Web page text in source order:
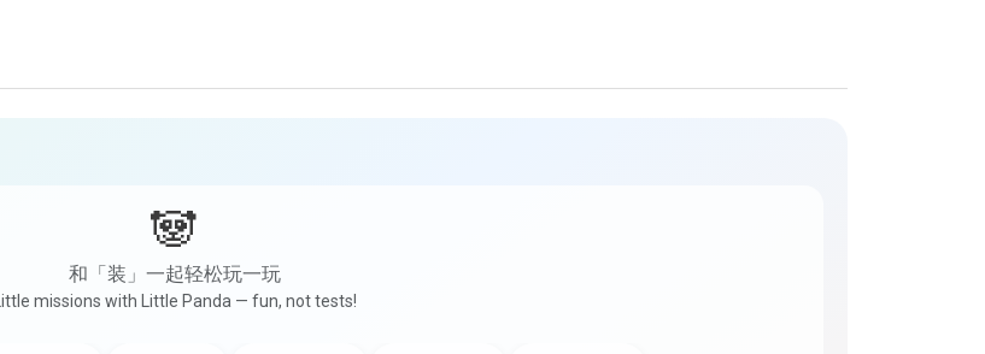
🐼
和「装」一起轻松玩一玩
Little missions with Little Panda — fun, not tests!